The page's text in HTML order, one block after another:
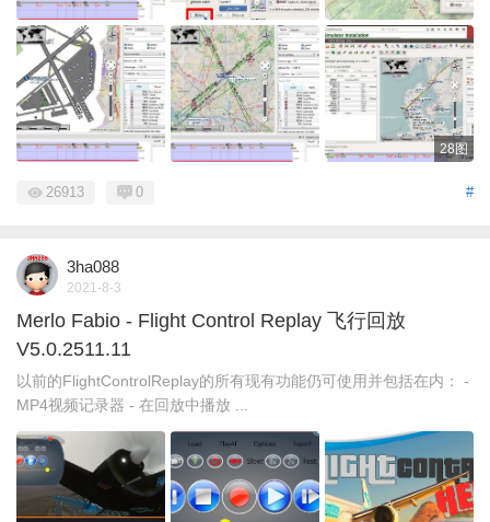
28图
#
26913 0
3ha088
2021-8-3
Merlo Fabio - Flight Control Replay 飞行回放
V5.0.2511.11
以前的FlightControlReplay的所有现有功能仍可使用并包括在内： -
MP4视频记录器 - 在回放中播放 ...